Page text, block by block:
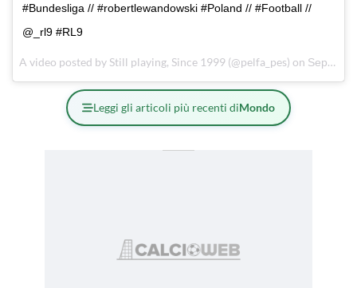
#Bundesliga // #robertlewandowski #Poland // #Football //
@_rl9 #RL9
A video posted by Still playing, Since 1999 (@pelfa_pes) on Sep 22, 2015 at 12:25pm PDT
Leggi gli articoli più recenti diMondo